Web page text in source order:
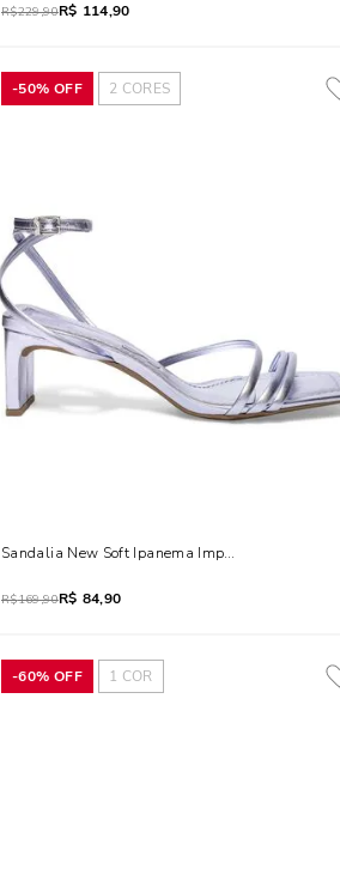
R$229,90R$ 114,90
-50% OFF 2 CORES
Sandalia New Soft Ipanema Imperial
R$169,90R$ 84,90
-60% OFF 1 COR